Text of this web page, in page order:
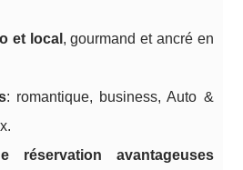
et local , gourmand et ancré en
: romantique, business, Auto &
réservation avantageuses